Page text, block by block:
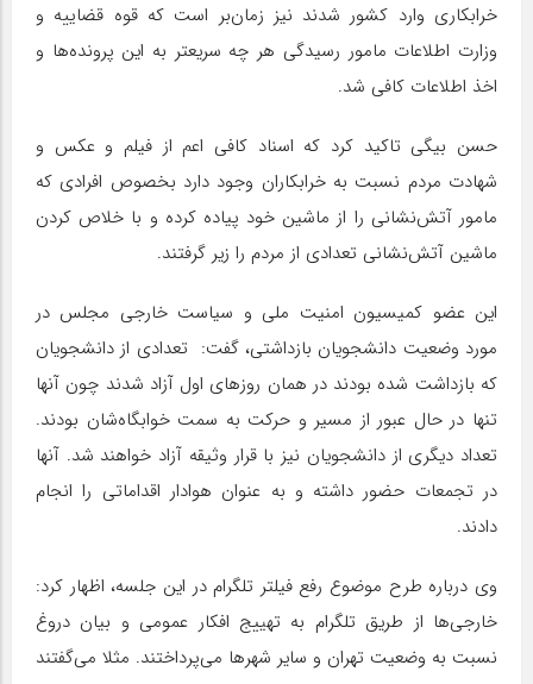
خرابکاری وارد کشور شدند نیز زمان‌بر است که قوه قضاییه و
وزارت اطلاعات مامور رسیدگی هر چه سریعتر به این پرونده‌ها و
اخذ اطلاعات کافی شد.
حسن بیگی تاکید کرد که اسناد کافی اعم از فیلم و عکس و
شهادت مردم نسبت به خرابکاران وجود دارد بخصوص افرادی که
مامور آتش‌نشانی را از ماشین خود پیاده کرده و با خلاص کردن
ماشین آتش‌نشانی تعدادی از مردم را زیر گرفتند.
این عضو کمیسیون امنیت ملی و سیاست خارجی مجلس در
مورد وضعیت دانشجویان بازداشتی، گفت: تعدادی از دانشجویان
که بازداشت شده بودند در همان روزهای اول آزاد شدند چون آنها
تنها در حال عبور از مسیر و حرکت به سمت خوابگاه‌شان بودند.
تعداد دیگری از دانشجویان نیز با قرار وثیقه آزاد خواهند شد. آنها
در تجمعات حضور داشته و به عنوان هوادار اقداماتی را انجام
دادند.
وی درباره طرح موضوع رفع فیلتر تلگرام در این جلسه، اظهار کرد:
خارجی‌ها از طریق تلگرام به تهییج افکار عمومی و بیان دروغ
نسبت به وضعیت تهران و سایر شهرها می‌پرداختند. مثلا می‌گفتند